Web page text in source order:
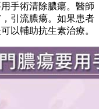
手術清除膿瘍。醫師
引流膿瘍。如果患者
以輔助抗生素治療。